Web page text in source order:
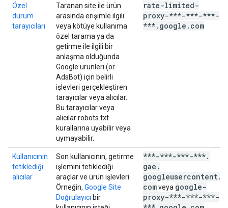
Özel
durum
tarayıcıları
Taranan site ile ürün
arasında erişimle ilgili
veya kötüye kullanıma
özel tarama ya da
getirme ile ilgili bir
anlaşma olduğunda
Google ürünleri (ör.
AdsBot) için belirli
işlevleri gerçekleştiren
tarayıcılar veya alıcılar.
Bu tarayıcılar veya
alıcılar robots.txt
kurallarına uyabilir veya
uymayabilir.
rate-limited-
proxy-***-***-***-
***. google . com
Kullanıcının
tetiklediği
alıcılar
Son kullanıcının, getirme
işlemini tetiklediği
araçlar ve ürün işlevleri.
Örneğin, Google Site
Doğrulayıcı bir
***-***-***-***.
gae .
googleusercontent.
comveya google-
proxy-***-***-***-